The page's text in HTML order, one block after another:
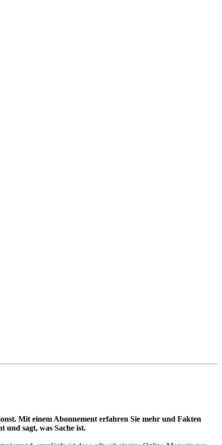
Mit einem Abonnement erfahren Sie mehr und Fakten
und sagt, was Sache ist.